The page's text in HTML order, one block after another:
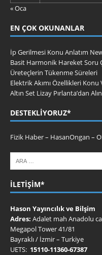
« Oca
EN ÇOK OKUNANLAR
İp Gerilmesi Konu Anlatım
Basit Harmonik Hareket Soru
Üreteçlerin Tükenme Süreleri
Elektrik Akımı Özellikleri Konu
Altın Set Lizay Pırlanta’dan
DESTEKLIYORUZ*
Fizik Haber– HasanOngan –
İLETIŞIM*
Hason Yayıncılık ve Bilşim
Adres: Adalet mah Anadolu
Megapol Tower 41/81
Bayraklı / İzmir – Turkiye
UETS: 15110-11360-67387